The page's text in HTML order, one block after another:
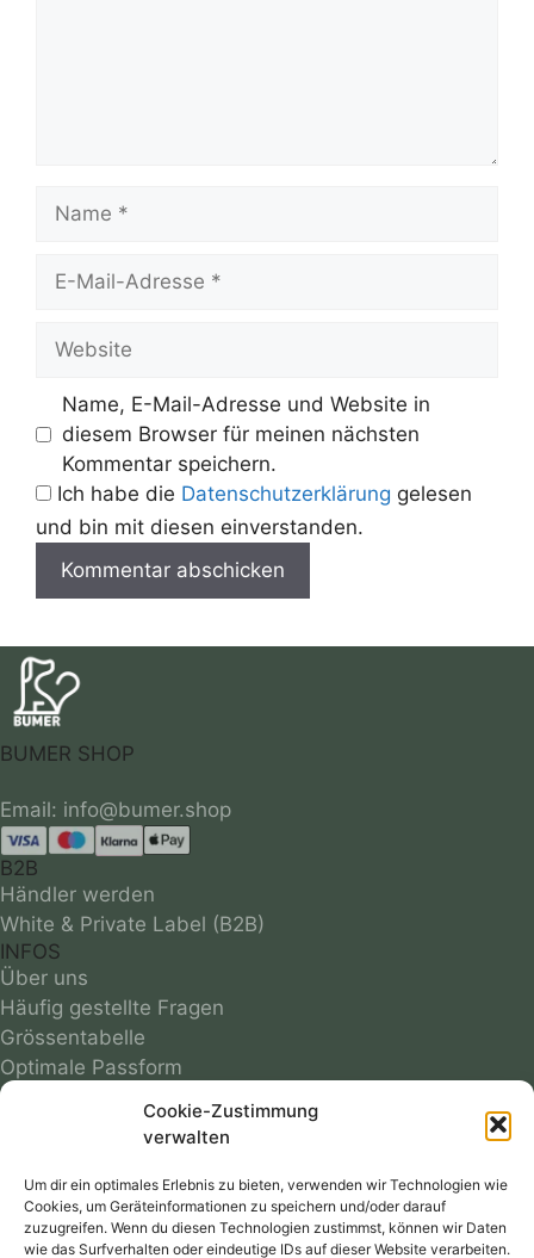
Cookie-Zustimmung
verwalten
Um dir ein optimales Erlebnis zu bieten, verwenden wir Technologien wie
Cookies, um Geräteinformationen zu speichern und/oder darauf
zuzugreifen. Wenn du diesen Technologien zustimmst, können wir Daten
wie das Surfverhalten oder eindeutige IDs auf dieser Website verarbeiten.
Mail-
Name, E-Mail-Adresse und Website in
diesem Browser für meinen nächsten
Kommentar speichern.
Ich habe die Datenschutzerklärung gelesen
und bin mit diesen einverstanden.
BUMER SHOP
B2B
Händler werden
White & Private Label (B2B)
INFOS
Über uns
Häufig gestellte Fragen
Grössentabelle
Optimale Passform
Infos zu Materialien
Reparaturservice
Versandkosten
Follow